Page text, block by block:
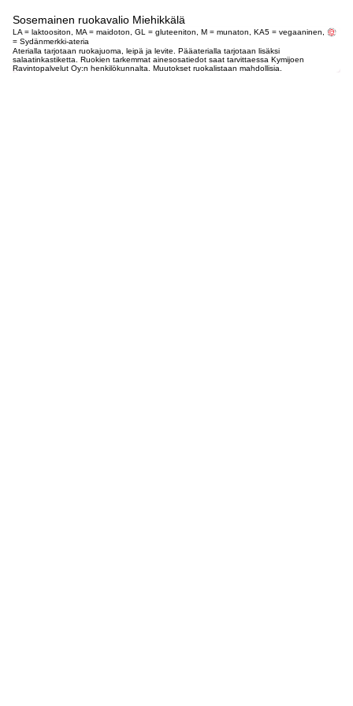
Sosemainen ruokavalio Miehikkälä
LA = laktoositon, MA = maidoton, GL = gluteeniton, M = munaton, KA5 = vegaaninen,
= Sydänmerkki-ateria
Aterialla tarjotaan ruokajuoma, leipä ja levite. Pääaterialla tarjotaan lisäksi
salaatinkastiketta. Ruokien tarkemmat ainesosatiedot saat tarvittaessa Kymijoen
Ravintopalvelut Oy:n henkilökunnalta. Muutokset ruokalistaan mahdollisia.